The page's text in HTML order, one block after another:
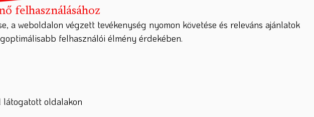
felhasználásához
a weboldalon végzett tevékenység nyomon követése és releváns ajánlatok
felhasználói élmény érdekében.
látogatott oldalakon